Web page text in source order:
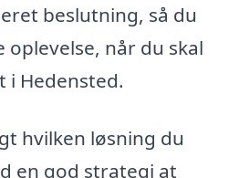
beslutning, så du
oplevelse, når du skal
i Hedensted.
hvilken løsning du
en god strategi at